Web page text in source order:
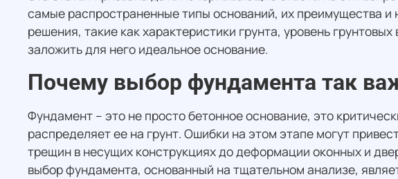
самые распространенные типы оснований, их преимущества
решения, такие как характеристики грунта, уровень
заложить для него идеальное основание.
Почему выбор фундамента так
Фундамент – это не просто бетонное основание, это
распределяет ее на грунт. Ошибки на этом этапе могут
трещин в несущих конструкциях до деформации оконных и
выбор фундамента, основанный на тщательном анализе,